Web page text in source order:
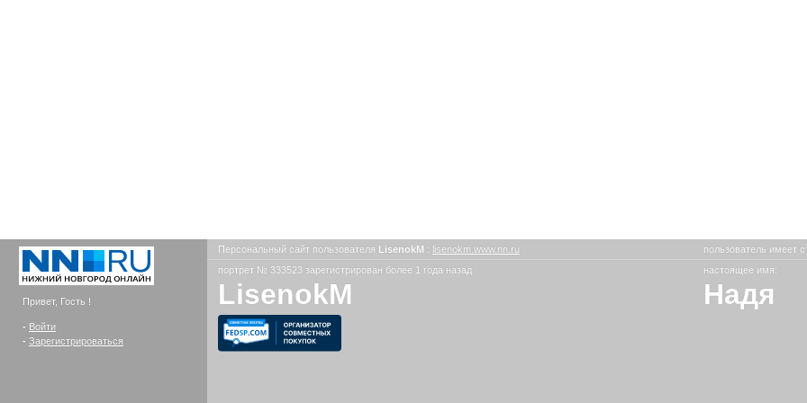
Привет, Гость !
- Войти
- Зарегистрироваться
Персональный сайт пользователя LisenokM : lisenokm.www.nn.ru пользователь имеет
портрет № 333523 зарегистрирован более 1 года назад
LisenokM
настоящее имя:
Надя